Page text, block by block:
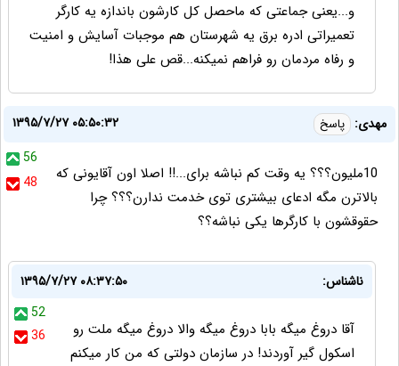
و...یعنی جماعتی که ماحصل کل کارشون باندازه یه کارگر
تعمیراتی ادره برق یه شهرستان هم موجبات آسایش و امنیت
و رفاه مردمان رو فراهم نمیکنه...قص علی هذا!
مهدی: پاسخ
۱۳۹۵/۷/۲۷ ۰۵:۵۰:۳۲
56
48
10ملیون؟؟؟ یه وقت کم نباشه برای...!! اصلا اون آقایونی که
بالاترن مگه ادعای بیشتری توی خدمت ندارن؟؟؟ چرا
حقوقشون با کارگرها یکی نباشه؟؟
ناشناس:
۱۳۹۵/۷/۲۷ ۰۸:۳۷:۵۰
52
36
آقا دروغ میگه بابا دروغ میگه والا دروغ میگه ملت رو
اسکول گیر آوردند! در سازمان دولتی که من کار میکنم